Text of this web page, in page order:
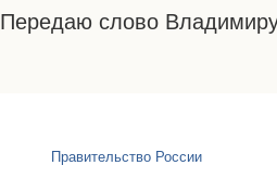
Передаю слово
Правительство России